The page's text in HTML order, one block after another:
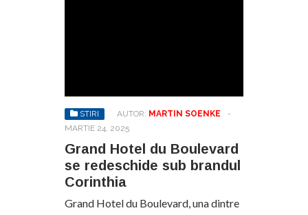
STIRI AUTOR: MARTIN SOENKE
-
MARTIE 24, 2025
Grand Hotel du Boulevard
se redeschide sub brandul
Corinthia
Grand Hotel du Boulevard, una dintre